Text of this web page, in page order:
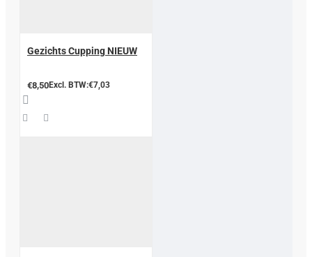
Gezichts Cupping NIEUW
€8,50Excl. BTW:€7,03